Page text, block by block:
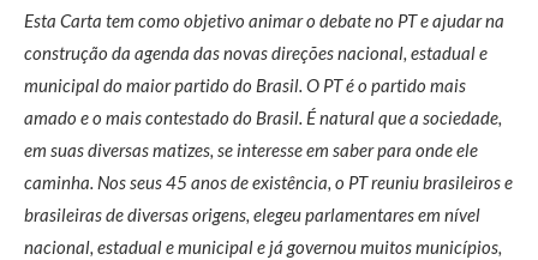
Esta Carta tem como objetivo animar o debate no PT e ajudar na
construção da agenda das novas direções nacional, estadual e
municipal do maior partido do Brasil. O PT é o partido mais
amado e o mais contestado do Brasil. É natural que a sociedade,
em suas diversas matizes, se interesse em saber para onde ele
caminha. Nos seus 45 anos de existência, o PT reuniu brasileiros e
brasileiras de diversas origens, elegeu parlamentares em nível
nacional, estadual e municipal e já governou muitos municípios,